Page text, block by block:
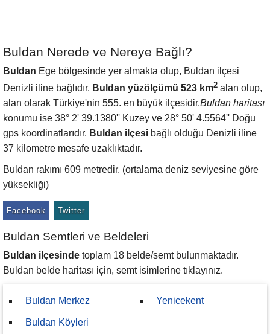
Buldan Nerede ve Nereye Bağlı?
Buldan Ege bölgesinde yer almakta olup, Buldan ilçesi
Denizli iline bağlıdır. Buldan yüzölçümü 523 km2 alan olup,
alan olarak Türkiye'nin 555. en büyük ilçesidir.Buldan haritası
konumu ise 38° 2' 39.1380'' Kuzey ve 28° 50' 4.5564'' Doğu
gps koordinatlarıdır. Buldan ilçesi bağlı olduğu Denizli iline
37 kilometre mesafe uzaklıktadır.
Buldan rakımı 609 metredir. (ortalama deniz seviyesine göre
yüksekliği)
Facebook Twitter
Buldan Semtleri ve Beldeleri
Buldan ilçesinde toplam 18 belde/semt bulunmaktadır.
Buldan belde haritası için, semt isimlerine tıklayınız.
Buldan Merkez
Buldan Köyleri
Yenicekent